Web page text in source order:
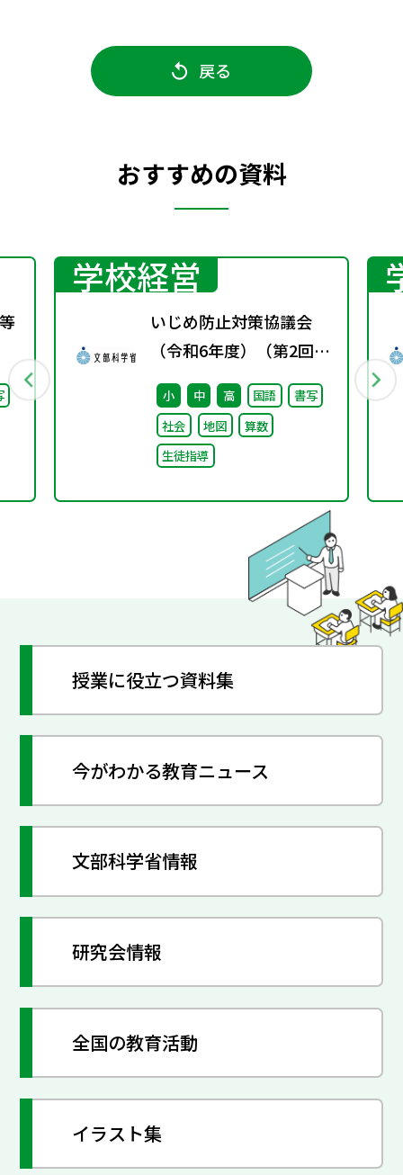
戻る
おすすめの資料
学校経営
いじめ防止対策協議会
（令和6年度）（第2回）
配付資料
小 中 高 国語
書写
社会
地図
算数
生徒指導
授業に役立つ資料集
今がわかる教育ニュース
文部科学省情報
研究会情報
全国の教育活動
イラスト集